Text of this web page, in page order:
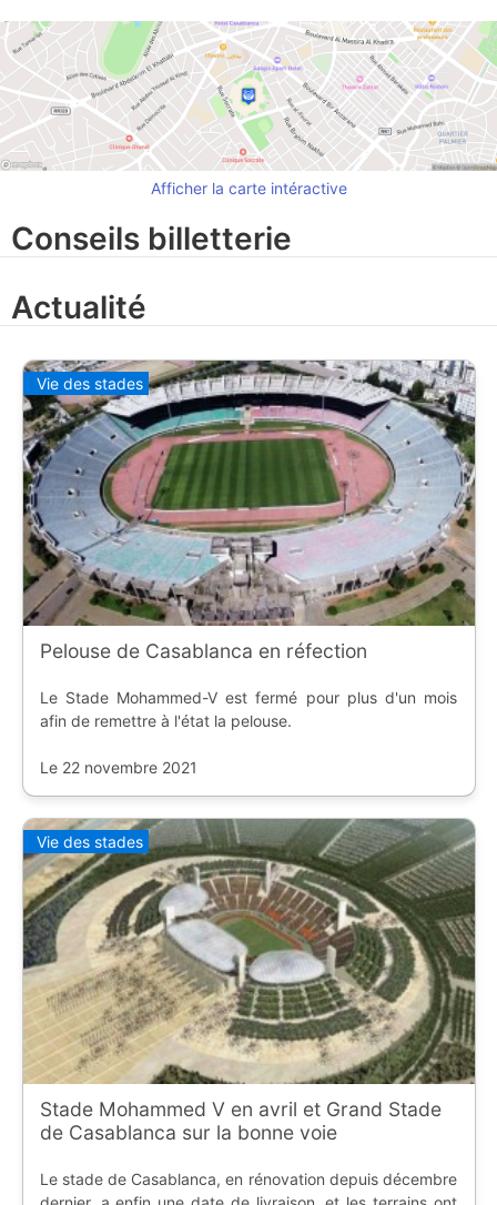
Afficher la carte intéractive
Conseils billetterie
Actualité
Vie des stades
Pelouse de Casablanca en réfection
Le Stade Mohammed-V est fermé pour plus d'un mois
afin de remettre à l'état la pelouse.
Le 22 novembre 2021
Vie des stades
Stade Mohammed V en avril et Grand Stade
de Casablanca sur la bonne voie
Le stade de Casablanca, en rénovation depuis décembre